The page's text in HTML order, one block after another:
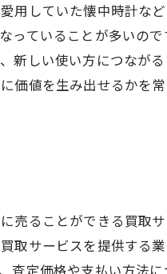
用していた懐中時計な
っていることが多いの
新しい使い方につなが
価値を生み出せるかを
売ることができる買取
取サービスを提供する
査定価格や支払い方法